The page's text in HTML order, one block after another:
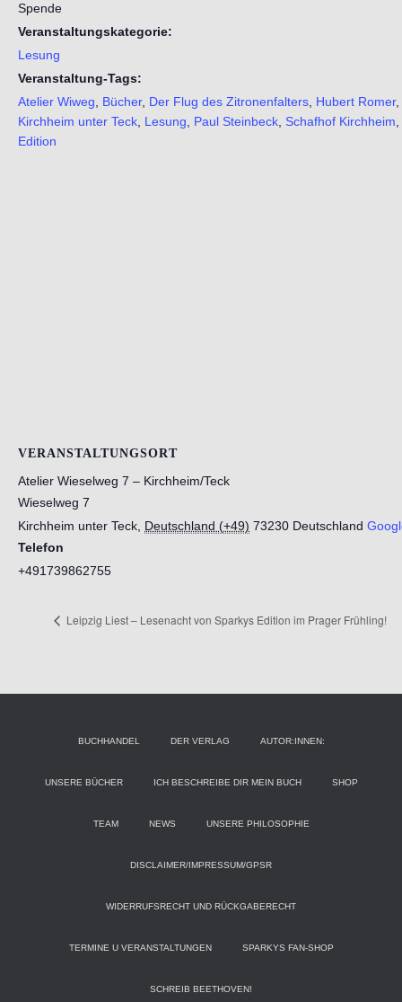
Spende
Veranstaltungskategorie:
Lesung
Veranstaltung-Tags:
Atelier Wiweg
Bücher, Der Flug des Zitronenfalters Hubert Romer,
Kirchheim unter Teck Lesung Paul Steinbeck Schafhof Kirchheim
Edition
VERANSTALTUNGSORT
Atelier Wieselweg 7 – Kirchheim/Teck
Wieselweg 7
Kirchheim unter Teck Deutschland (+49) 73230 Deutschland
Telefon
+491739862755
Leipzig Liest – Lesenacht von Sparkys Edition im Prager Frühling!
BUCHHANDEL DER VERLAG AUTOR:INNEN:
UNSERE BÜCHER ICH BESCHREIBE DIR MEIN BUCH SHOP
TEAM NEWS UNSERE PHILOSOPHIE
DISCLAIMER/IMPRESSUM/GPSR
WIDERRUFSRECHT UND RÜCKGABERECHT
TERMINE U VERANSTALTUNGEN SPARKYS FAN-SHOP
SCHREIB BEETHOVEN!